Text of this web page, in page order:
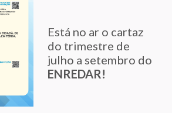
Está no ar o cartaz
do trimestre de
julho a setembro do
ENREDAR!